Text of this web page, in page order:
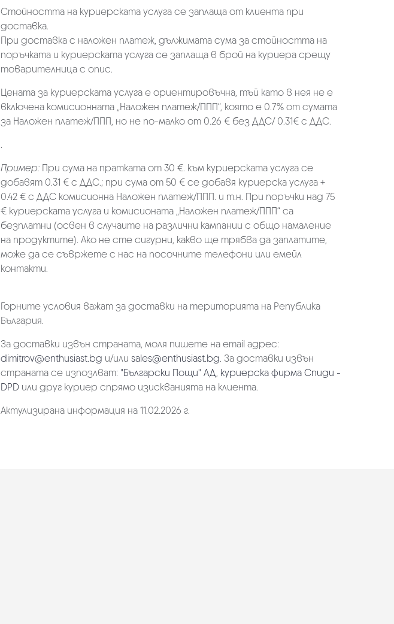
Стойността на куриерската услуга се заплаща от клиента при
доставка.
При доставка с наложен платеж, дължимата сума за стойността на
поръчката и куриерската услуга се заплаща в брой на куриера срещу
товарителница с опис.
Цената за куриерската услуга е ориентировъчна, тъй като в нея не е
включена комисионната „Наложен платеж/ППП“, която е 0.7% от сумата
за Наложен платеж/ППП, но не по-малко от 0.26 € без ДДС/ 0.31€ с ДДС.
.
Пример: При сума на пратката от 30 €. към куриерската услуга се
добавят 0.31 € с ДДС.; при сума от 50 € се добавя куриерска услуга +
0.42 € с ДДС комисионна Наложен платеж/ППП. и т.н. При поръчки над 75
€ куриерската услуга и комисионата „Наложен платеж/ППП“ са
безплатни (освен в случаите на различни кампании с общо намаление
на продуктите). Ако не сте сигурни, какво ще трябва да заплатите,
може да се съвржете с нас на посочните телефони или емейл
контакти.
Горните условия важат за доставки на територията на Република
България.
За доставки извън страната, моля пишете на email адрес:
dimitrov@enthusiast.bg и/или sales@enthusiast.bg. За доставки извън
страната се изпозлват: "Български Пощи" АД, куриерска фирма Спиди -
DPD или друг куриер спрямо изискванията на клиента.
Актулизирана информация на 11.02.2026 г.